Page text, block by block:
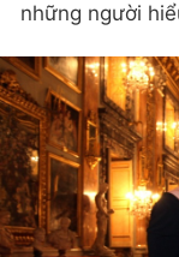
những người